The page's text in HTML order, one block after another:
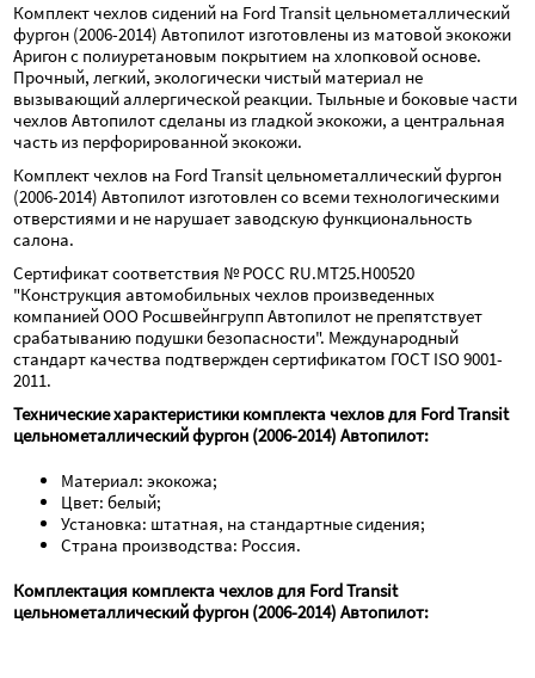
Комплект чехлов сидений на Ford Transit цельнометаллический
фургон (2006-2014) Автопилот изготовлены из матовой экокожи
Аригон с полиуретановым покрытием на хлопковой основе.
Прочный, легкий, экологически чистый материал не
вызывающий аллергической реакции. Тыльные и боковые части
чехлов Автопилот сделаны из гладкой экокожи, а центральная
часть из перфорированной экокожи.
Комплект чехлов на Ford Transit цельнометаллический фургон
(2006-2014) Автопилот изготовлен со всеми технологическими
отверстиями и не нарушает заводскую функциональность
салона.
Сертификат соответствия № РОСС RU.МТ25.Н00520
"Конструкция автомобильных чехлов произведенных
компанией ООО Росшвейнгрупп Автопилот не препятствует
срабатыванию подушки безопасности". Международный
стандарт качества подтвержден сертификатом ГОСТ ISO 9001-
2011.
Технические характеристики комплекта чехлов для Ford Transit
цельнометаллический фургон (2006-2014) Автопилот:
Материал: экокожа;
Цвет: белый;
Установка: штатная, на стандартные сидения;
Страна производства: Россия.
Комплектация комплекта чехлов для Ford Transit
цельнометаллический фургон (2006-2014) Автопилот: